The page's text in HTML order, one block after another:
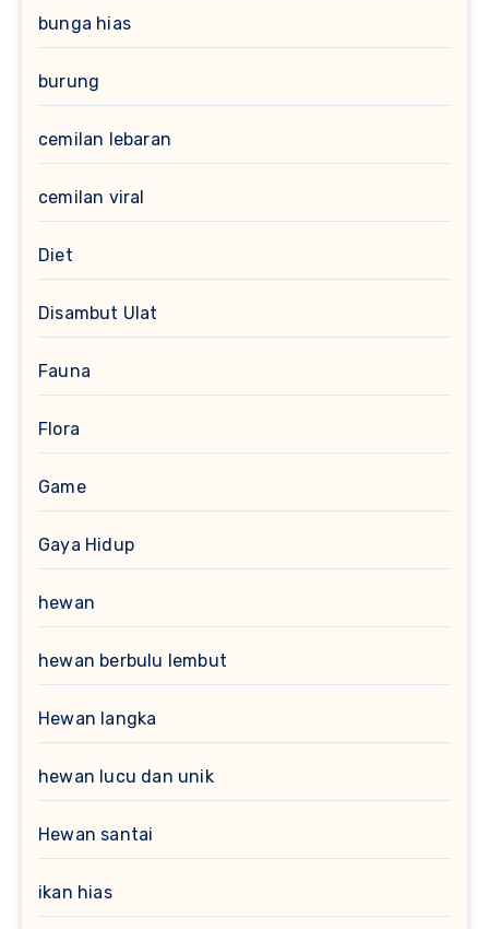
bunga hias
burung
cemilan lebaran
cemilan viral
Diet
Disambut Ulat
Fauna
Flora
Game
Gaya Hidup
hewan
hewan berbulu lembut
Hewan langka
hewan lucu dan unik
Hewan santai
ikan hias